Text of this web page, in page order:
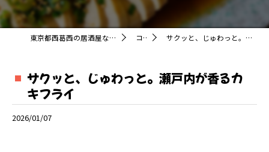
東京都西葛西の居酒屋ならおやひなや 西葛西店 コラム サクッと、じゅわっと。瀬戸内が香るカキフライ
サクッと、じゅわっと。瀬戸内が香るカ
キフライ
2026/01/07